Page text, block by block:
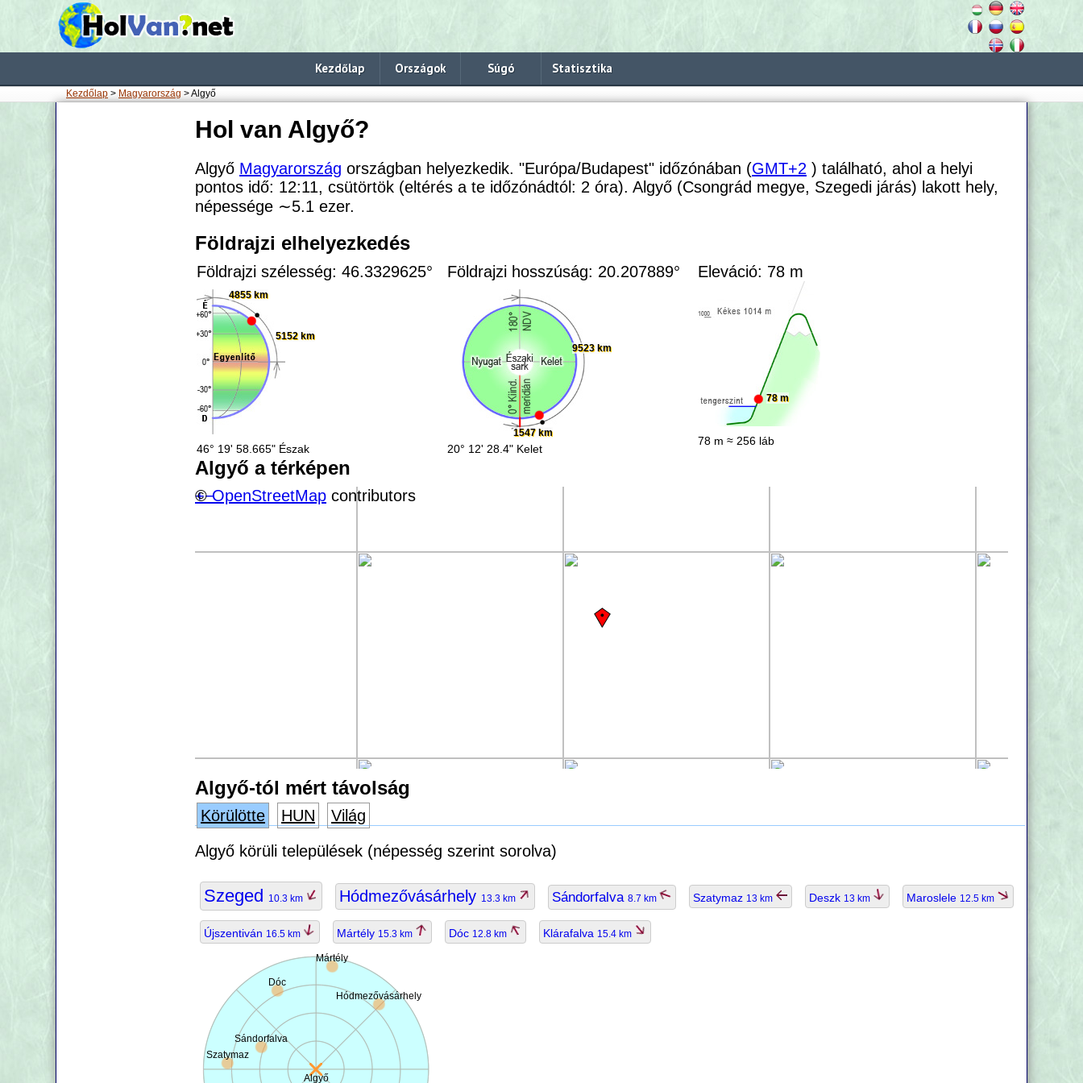
Kezdőlap Országok Súgó Statisztika
Kezdőlap > Magyarország > Algyő
Hol van Algyő?
Algyő Magyarország országban helyezkedik. "Európa/Budapest" időzónában (GMT+2 ) található, ahol a helyi
pontos idő: 12:11, csütörtök (eltérés a te időzónádtól: 2 óra). Algyő (Csongrád megye, Szegedi járás) lakott hely,
népessége ∼5.1 ezer.
Földrajzi elhelyezkedés
Földrajzi szélesség: 46.3329625°
4855 km
5152 km
46° 19' 58.665" Észak
Földrajzi hosszúság: 20.207889°
1547 km
9523 km
20° 12' 28.4" Kelet
Eleváció: 78 m
78 m
78 m ≈ 256 láb
Algyő a térképen
+−
©OpenStreetMap contributors
Algyő-tól mért távolság
Körülötte HUN
Világ
Algyő körüli települések (népesség szerint sorolva)
Szeged 10.3 km Hódmezővásárhely 13.3 km Sándorfalva 8.7 km Szatymaz 13 km Deszk 13 km Maroslele 12.5 km
Újszentiván 16.5 km Mártély 15.3 km Dóc 12.8 km Klárafalva 15.4 km
Algyő
Hódmezővásárhely
Sándorfalva
Szatymaz
Mártély
Dóc